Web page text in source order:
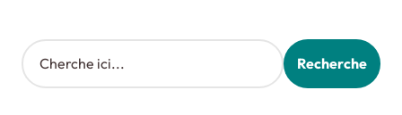
Recherche